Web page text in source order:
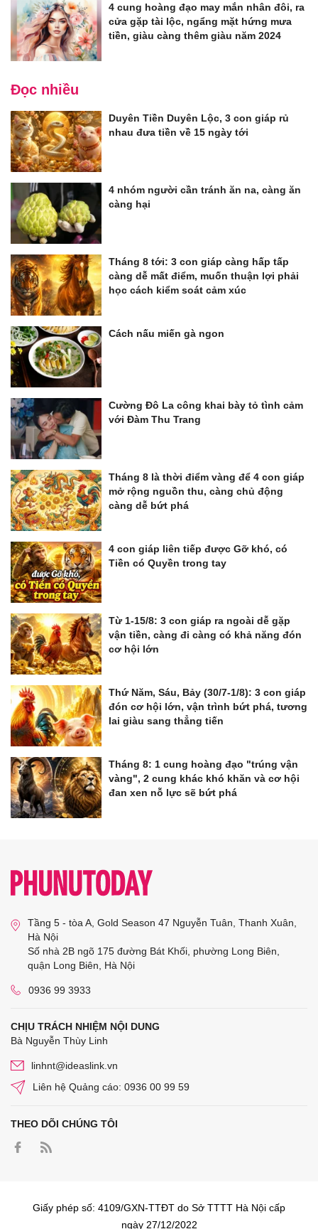
4 cung hoàng đạo may mắn nhân đôi, ra
cửa gặp tài lộc, ngẩng mặt hứng mưa
tiền, giàu càng thêm giàu năm 2024
Đọc nhiều
Duyên Tiền Duyên Lộc, 3 con giáp rủ
nhau đưa tiền về 15 ngày tới
4 nhóm người cần tránh ăn na, càng ăn
càng hại
Tháng 8 tới: 3 con giáp càng hấp tấp
càng dễ mất điểm, muốn thuận lợi phải
học cách kiểm soát cảm xúc
Cách nấu miến gà ngon
Cường Đô La công khai bày tỏ tình cảm
với Đàm Thu Trang
Tháng 8 là thời điểm vàng để 4 con giáp
mở rộng nguồn thu, càng chủ động
càng dễ bứt phá
4 con giáp liên tiếp được Gỡ khó, có
Tiền có Quyền trong tay
Từ 1-15/8: 3 con giáp ra ngoài dễ gặp
vận tiền, càng đi càng có khả năng đón
cơ hội lớn
Thứ Năm, Sáu, Bảy (30/7-1/8): 3 con giáp
đón cơ hội lớn, vận trình bứt phá, tương
lai giàu sang thẳng tiến
Tháng 8: 1 cung hoàng đạo "trúng vận
vàng", 2 cung khác khó khăn và cơ hội
đan xen nỗ lực sẽ bứt phá
Tầng 5 - tòa A, Gold Season 47 Nguyễn Tuân, Thanh Xuân,
Hà Nội
Số nhà 2B ngõ 175 đường Bát Khối, phường Long Biên,
quận Long Biên, Hà Nội
0936 99 3933
CHỊU TRÁCH NHIỆM NỘI DUNG
Bà Nguyễn Thùy Linh
linhnt@ideaslink.vn
Liên hệ Quảng cáo: 0936 00 99 59
THEO DÕI CHÚNG TÔI
Giấy phép số: 4109/GXN-TTĐT do Sở TTTT Hà Nội cấp
ngày 27/12/2022